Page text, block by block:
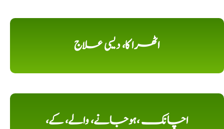
اٹھرا کا، دیسی علاج
اچانک ،ہوجانے، والے، کے،